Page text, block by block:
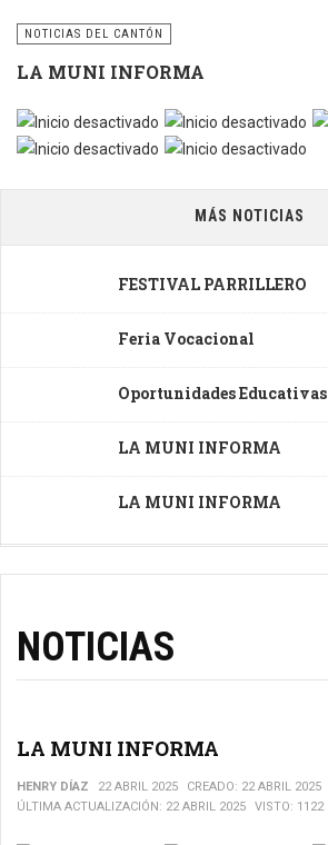
NOTICIAS DEL CANTÓN
LA MUNI INFORMA
MÁS NOTICIAS
FESTIVAL PARRILLERO
Feria Vocacional
Oportunidades Educativas
LA MUNI INFORMA
LA MUNI INFORMA
NOTICIAS
LA MUNI INFORMA
HENRY DÍAZ 22 ABRIL 2025
CREADO: 22 ABRIL 2025
ÚLTIMA ACTUALIZACIÓN: 22 ABRIL 2025
VISTO: 1122